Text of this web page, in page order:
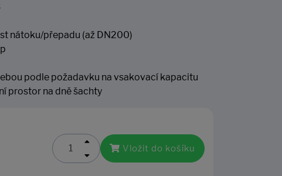
nátoku/přepadu (až DN200)
podle požadavku na vsakovací kapacitu
prostor na dně šachty
Vložit do košíku